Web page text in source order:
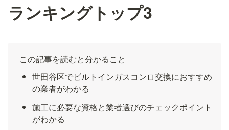
ランキングトップ3
この記事を読むと分かること
世田谷区でビルトインガスコンロ交換におすすめ
の業者がわかる
施工に必要な資格と業者選びのチェックポイント
がわかる